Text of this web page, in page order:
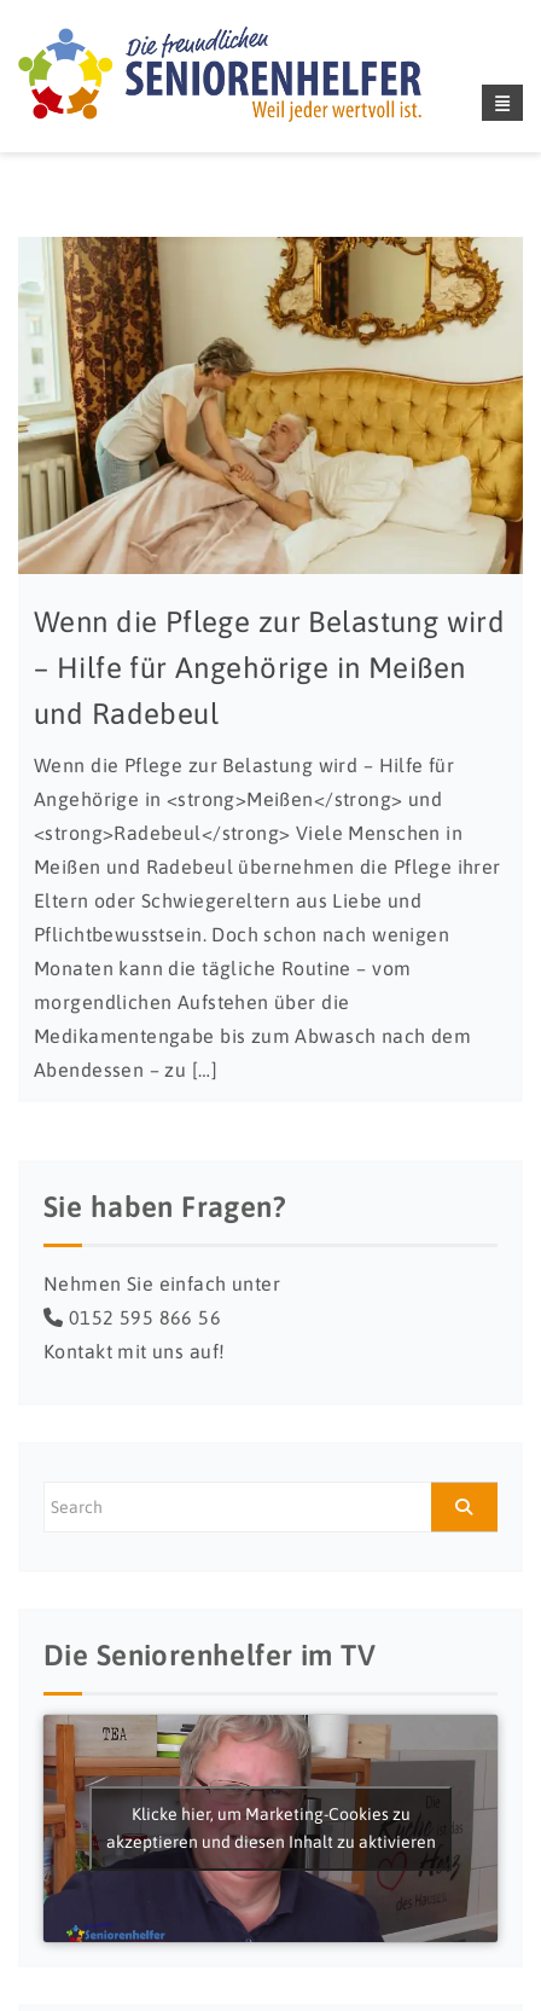
Wenn die Pflege zur Belastung wird
– Hilfe für Angehörige in Meißen
und Radebeul
Wenn die Pflege zur Belastung wird – Hilfe für
Angehörige in <strong>Meißen</strong> und
<strong>Radebeul</strong> Viele Menschen in
Meißen und Radebeul übernehmen die Pflege ihrer
Eltern oder Schwiegereltern aus Liebe und
Pflichtbewusstsein. Doch schon nach wenigen
Monaten kann die tägliche Routine – vom
morgendlichen Aufstehen über die
Medikamentengabe bis zum Abwasch nach dem
Abendessen – zu […]
Sie haben Fragen?
Nehmen Sie einfach unter
0152 595 866 56
Kontakt mit uns auf!
Die Seniorenhelfer im TV
Klicke hier, um Marketing-Cookies zu
akzeptieren und diesen Inhalt zu aktivieren